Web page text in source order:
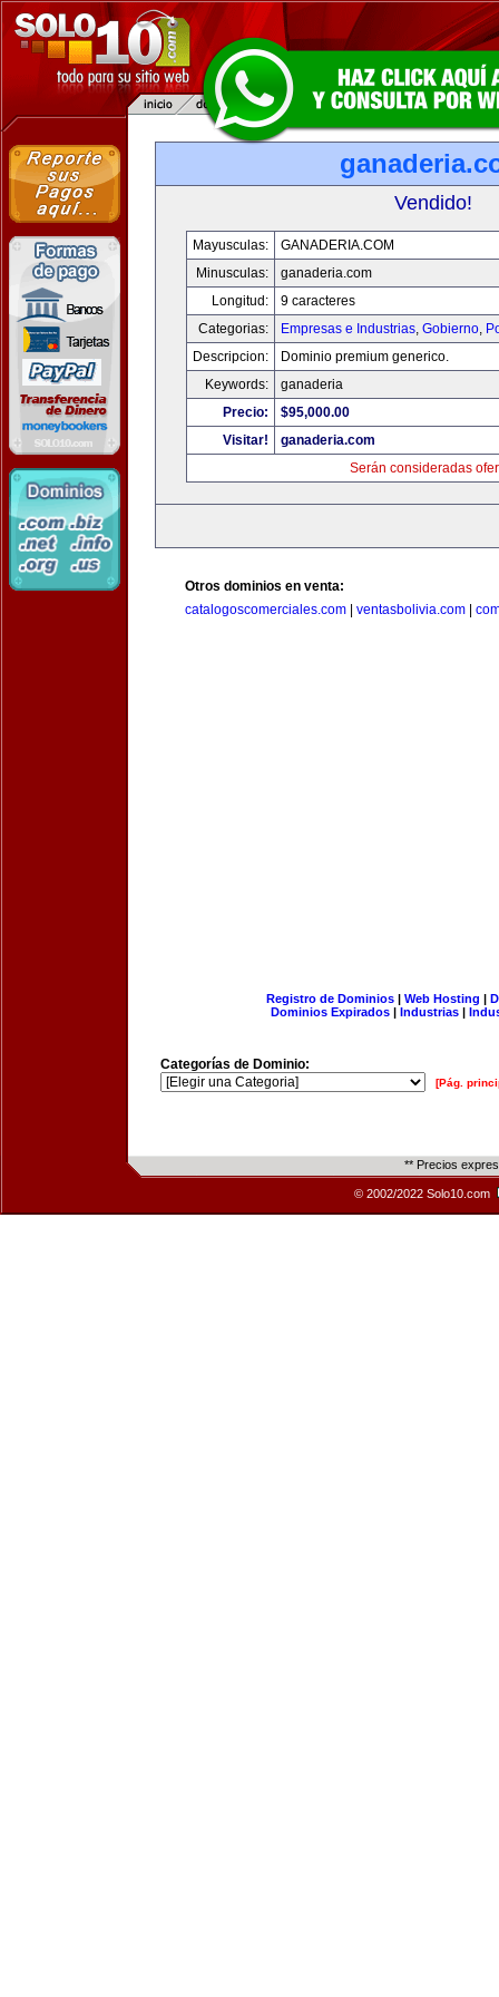
Vendido!
Mayusculas:
GANADERIA.COM
Minusculas:
ganaderia.com
Longitud:
9 caracteres
Categorias:
Empresas e Industrias, Gobierno,
Descripcion:
Dominio premium generico.
Keywords:
ganaderia
Precio:
$95,000.00
Visitar!
ganaderia.com
Serán consideradas
Otros dominios en venta:
catalogoscomerciales.com
ventasbolivia.com
Registro de Dominios| Web Hosting |
Dominios Expirados | Industrias |
Categorías de Dominio:
[Pág.
** Precios
© 2002/2022 Solo10.com